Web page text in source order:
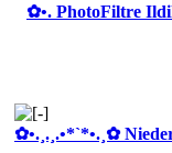
✿ •. PhotoFiltre
✿ •.¸.¸.•*`*•.¸✿